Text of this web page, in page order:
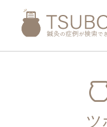
ツ